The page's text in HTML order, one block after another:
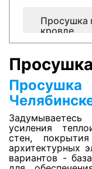
Просушка
кровле
Просушка
Просушка
кровле
Просушка
усиления
стен,
архитектурных
вариантов -